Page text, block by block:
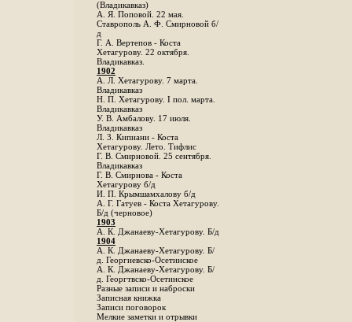
(Владикавказ)
А. Я. Поповой. 22 мая.
Ставрополь А. Ф. Смирновой б/
д
Г. А. Вертепов - Коста
Хетагурову. 22 октября.
Владикавказ.
1902
А. Л. Хетагурову. 7 марта.
Владикавказ
Н. П. Хетагурову. I пол. марта.
Владикавказ
У. В. Амбалову. 17 июля.
Владикавказ
Л. 3. Кипиани - Коста
Хетагурову. Лето. Тифлис
Г. В. Смирновой. 25 сентября.
Владикавказ
Г. В. Смирнова - Коста
Хетагурову б/д
И. П. Крымшамхалову б/д
А. Г. Гатуев - Коста Хетагурову.
Б/д (черновое)
1903
А. К. Джанаеву-Хетагурову. Б/д
1904
А. К. Джанаеву-Хетагурову. Б/
д. Георгиевско-Осетинское
А. К. Джанаеву-Хетагурову. Б/
д. Георгтвско-Осетинское
Разные записи и наброски
Записная книжка
Записи поговорок
Мелкие заметки и отрывки